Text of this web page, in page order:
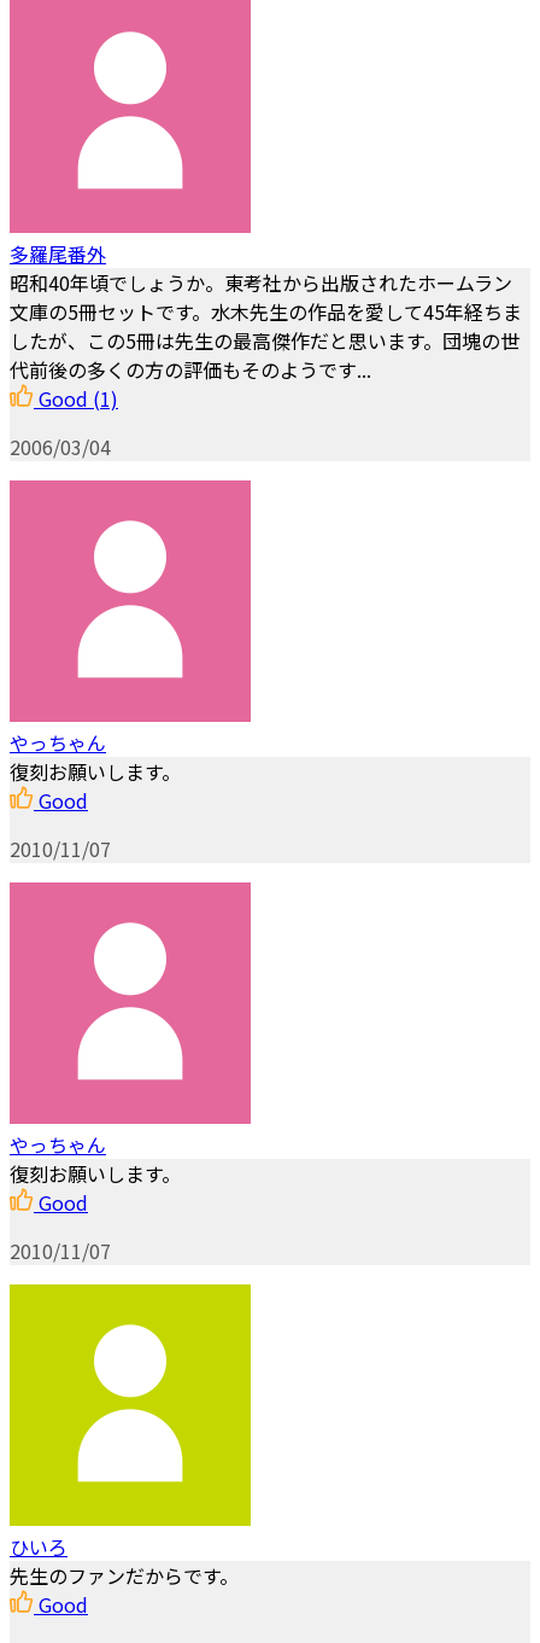
多羅尾番外
昭和40年頃でしょうか。東考社から出版されたホームラン
文庫の5冊セットです。水木先生の作品を愛して45年経ちま
したが、この5冊は先生の最高傑作だと思います。団塊の世
代前後の多くの方の評価もそのようです...
Good (1)
2006/03/04
やっちゃん
復刻お願いします。
Good
2010/11/07
やっちゃん
復刻お願いします。
Good
2010/11/07
ひいろ
先生のファンだからです。
Good